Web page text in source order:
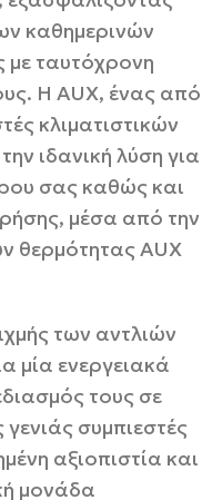
καθημερινών
με ταυτόχρονη
Η AUX, ένας από
κλιματιστικών
ιδανική λύση για
σας καθώς και
μέσα από την
θερμότητας AUX
των αντλιών
μία ενεργειακά
τους σε
συμπιεστές
αξιοπιστία και
μονάδα